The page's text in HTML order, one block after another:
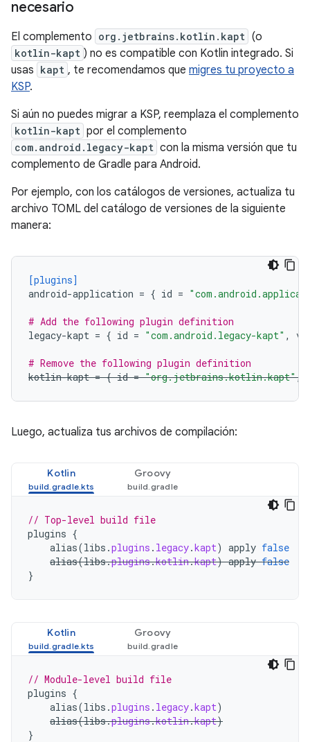
necesario
El complemento org.jetbrains.kotlin.kapt (o
kotlin-kapt ) no es compatible con Kotlin integrado. Si
usas kapt , te recomendamos que migres tu proyecto a
KSP.
Si aún no puedes migrar a KSP, reemplaza el complemento
kotlin-kapt por el complemento
com.android.legacy-kapt con la misma versión que tu
complemento de Gradle para Android.
Por ejemplo, con los catálogos de versiones, actualiza tu
archivo TOML del catálogo de versiones de la siguiente
manera:
[plugins]
android-application = { id =
# Add the following plugin definition
legacy-kapt = { id = "com.android.legacy-kapt" ,
# Remove the following plugin definition
kotlin-kapt = { id = "org.jetbrains.kotlin.kapt",
Luego, actualiza tus archivos de compilación:
Kotlin Groovy
// Top-level build file
plugins {
alias(libs .plugins . legacy.kapt) apply false
alias(libs.plugins.kotlin.kapt) apply false
}
Kotlin Groovy
// Module-level build file
plugins {
alias(libs .plugins . legacy.kapt)
alias(libs.plugins.kotlin.kapt)
}